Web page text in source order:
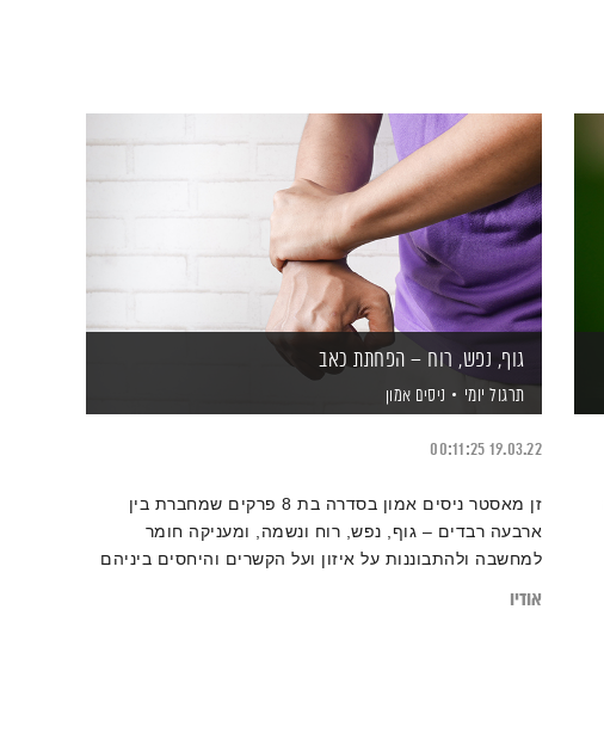
גוף, נפש, רוח – הפחתת כאב
תרגול יומי ניסים אמון
19.03.22
00:11:25
זן מאסטר ניסים אמון בסדרה בת 8 פרקים שמחברת בין
ארבעה רבדים – גוף, נפש, רוח ונשמה, ומעניקה חומר
למחשבה ולהתבוננות על איזון ועל הקשרים והיחסים ביניהם
אודיו